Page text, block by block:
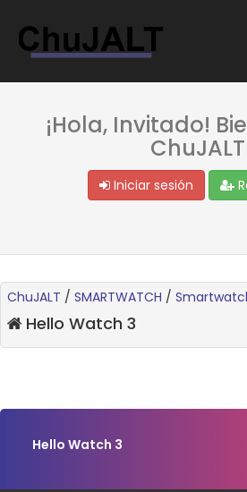
¡Hola, Invitado!
Iniciar sesión
ChuJALT / SMARTWATCH /
Hello Watch 3
Hello Watch 3